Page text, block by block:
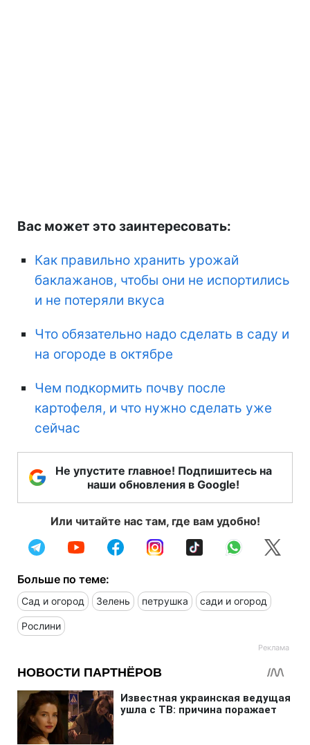
Вас может это заинтересовать:
Как правильно хранить урожай
баклажанов, чтобы они не испортились
и не потеряли вкуса
Что обязательно надо сделать в саду и
на огороде в октябре
Чем подкормить почву после
картофеля, и что нужно сделать уже
сейчас
Не упустите главное! Подпишитесь на
наши обновления в Google!
Или читайте нас там, где вам удобно!
Больше по теме:
Сад и огород Зелень петрушка сади и огород
Рослини